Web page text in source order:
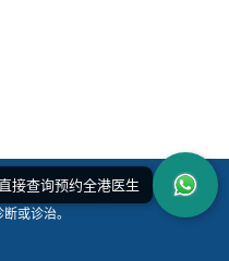
接查询预约全港医生
或诊治。